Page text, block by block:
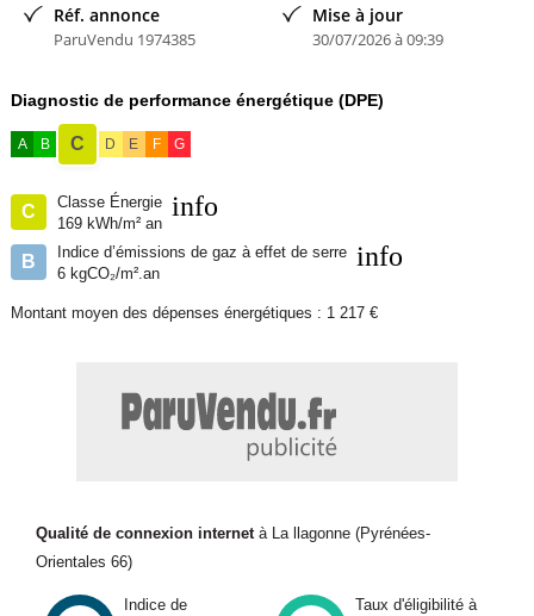
Réf. annonce
ParuVendu 1974385
Mise à jour
30/07/2026 à 09:39
Diagnostic de performance énergétique (DPE)
A B C D E F G
C
Classe Énergie
169 kWh/m² an
info
B
Indice d’émissions de gaz à effet de serre
6 kgCO₂/m².an
info
Montant moyen des dépenses énergétiques : 1 217 €
Qualité de connexion internetà La llagonne (Pyrénées-
Orientales 66)
Indice de
Taux d'éligibilité à